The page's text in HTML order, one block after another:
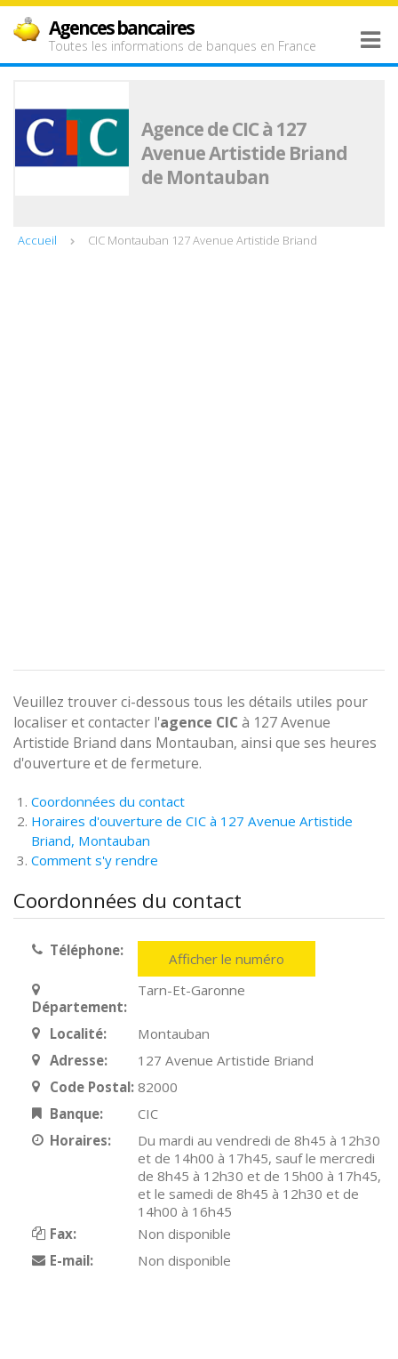
Agences bancaires
Toutes les informations de banques en France
Agence de CIC à 127
Avenue Artistide Briand
de Montauban
Accueil CIC Montauban 127 Avenue Artistide Briand
Veuillez trouver ci-dessous tous les détails utiles pour
localiser et contacter l'agence CIC à 127 Avenue
Artistide Briand dans Montauban, ainsi que ses heures
d'ouverture et de fermeture.
Coordonnées du contact
Horaires d'ouverture de CIC à 127 Avenue Artistide
Briand, Montauban
Comment s'y rendre
Coordonnées du contact
Téléphone: Afficher le numéro
Département:
Tarn-Et-Garonne
Localité:
Montauban
Adresse:
127 Avenue Artistide Briand
Code Postal: 82000
Banque:
CIC
Horaires:
Du mardi au vendredi de 8h45 à 12h30
et de 14h00 à 17h45, sauf le mercredi
de 8h45 à 12h30 et de 15h00 à 17h45,
et le samedi de 8h45 à 12h30 et de
14h00 à 16h45
Fax:
Non disponible
E-mail:
Non disponible